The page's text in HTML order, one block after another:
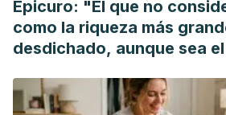
https://doi.org/10.1016/
Epicuro: "El que no
como la riqueza más
desdichado, aunque sea